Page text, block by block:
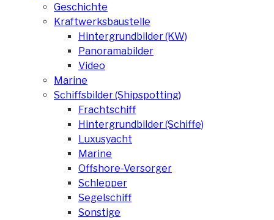
Geschichte
Kraftwerksbaustelle
Hintergrundbilder (KW)
Panoramabilder
Video
Marine
Schiffsbilder (Shipspotting)
Frachtschiff
Hintergrundbilder (Schiffe)
Luxusyacht
Marine
Offshore-Versorger
Schlepper
Segelschiff
Sonstige